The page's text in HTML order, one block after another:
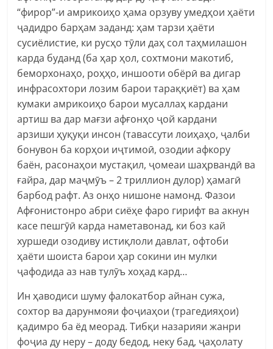
“фирор”-и амрикоиҳо ҳама орзуву умедҳои ҳаёти
ҷадидро барҳам заданд: ҳам тарзи ҳаёти
сусиёлистие, ки русҳо тӯли даҳ сол таҳмилашон
карда буданд (ба ҳар ҳол, сохтмони макотиб,
беморхонаҳо, роҳҳо, иншооти обёрӣ ва дигар
инфрасохтори лозим барои тараққиёт) ва ҳам
кумаки амрикоиҳо барои мусаллаҳ кардани
артиш ва дар мағзи афғонҳо ҷой кардани
арзиши ҳуқуқи инсон (тавассути лоиҳаҳо, ҷалби
бонувон ба корҳои иҷтимоӣ, озодии афкору
баён, расонаҳои мустақил, ҷомеаи шаҳрвандӣ ва
ғайра, дар маҷмӯъ – 2 триллион дулор) ҳамагӣ
барбод рафт. Аз онҳо нишоне намонд. Фазои
Афғонистонро абри сиёҳе фаро гирифт ва акнун
касе пешгӯӣ карда наметавонад, ки боз кай
хуршеди озодиву истиқлоли давлат, офтоби
ҳаёти шоиста барои ҳар сокини ин мулки
ҷафодида аз нав тулӯъ хоҳад кард…
Ин ҳаводиси шуму фалокатбор айнан сужа,
сохтор ва дарунмояи фоҷиаҳои (трагедияҳои)
қадимро ба ёд меорад. Тибқи назарияи жанри
фоҷиа ду неру – доду бедод, неку бад, ҷаҳолату